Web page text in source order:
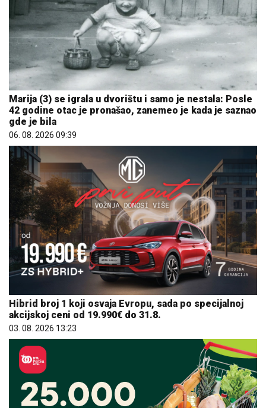
Marija (3) se igrala u dvorištu i samo je nestala: Posle
42 godine otac je pronašao, zanemeo je kada je saznao
gde je bila
06. 08. 2026 09:39
Hibrid broj 1 koji osvaja Evropu, sada po specijalnoj
akcijskoj ceni od 19.990€ do 31.8.
03. 08. 2026 13:23